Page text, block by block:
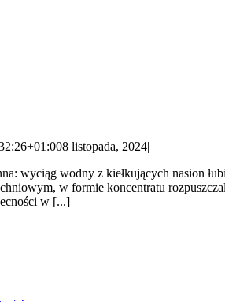
8 listopada, 2024|
wyciąg wodny z kiełkujących nasion
w formie koncentratu
w [...]